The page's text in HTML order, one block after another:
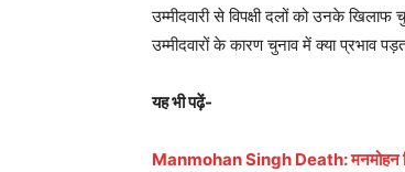
उम्मीदवारी से विपक्षी दलों को उनके खिलाफ
उम्मीदवारों के कारण चुनाव में क्या प्रभाव
यह भी पढ़ें-
Manmohan Singh Death: मनमोहन